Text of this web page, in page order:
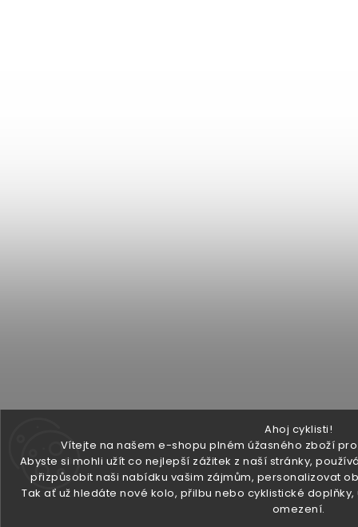
Ahoj cyklisti!
Vítejte na našem e-shopu plném úžasného zboží
Abyste si mohli užít co nejlepší zážitek z naší stránky,
přizpůsobit naši nabídku vašim zájmům, personalizovat
Tak ať už hledáte nové kolo, přilbu nebo cyklistické
omezení.